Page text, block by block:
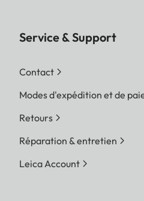
Service & Support
Contact
Modes d'expédition et de
Retours
Réparation & entretien
Leica Account